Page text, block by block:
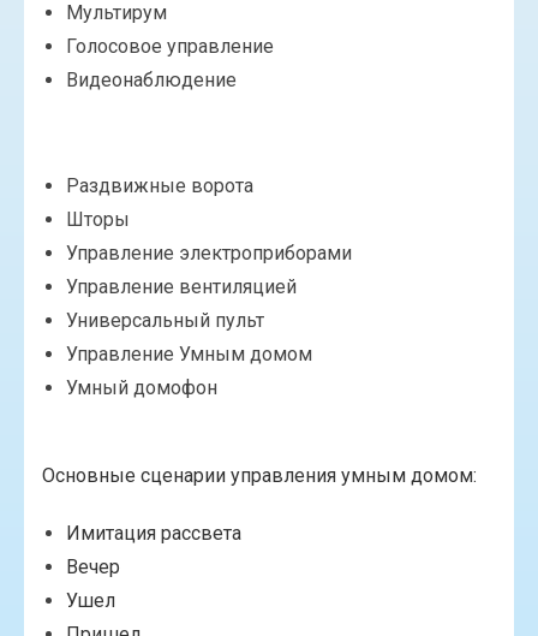
Мультирум
Голосовое управление
Видеонаблюдение
Раздвижные ворота
Шторы
Управление электроприборами
Управление вентиляцией
Универсальный пульт
Управление Умным домом
Умный домофон
Основные сценарии управления умным домом:
Имитация рассвета
Вечер
Ушел